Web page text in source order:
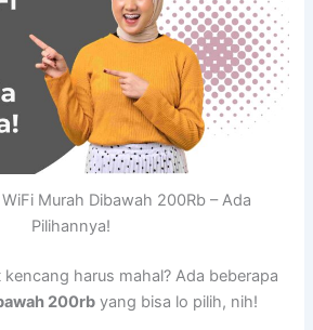
Murah Dibawah 200Rb – Ada
Pilihannya!
harus mahal? Ada beberapa
200rb yang bisa lo pilih, nih!